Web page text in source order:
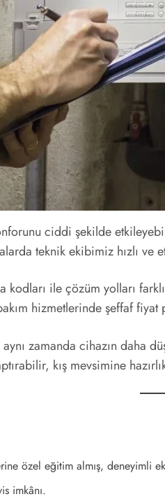
ciddi şekilde
teknik ekibimiz hızlı
kodları ile çözüm yolları
hizmetlerinde şeffaf
zamanda cihazın daha
kış mevsimine
özel eğitim almış, deneyimli
imkânı.